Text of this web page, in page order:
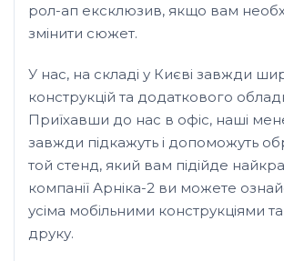
рол-ап ексклюзив, якщо вам
змінити сюжет.
У нас, на складі у Києві завжди
конструкцій та додаткового
Приїхавши до нас в офіс, наші
завжди підкажуть і допоможуть
той стенд, який вам підійде
компанії Арніка-2 ви можете
усіма мобільними конструкціями
друку.